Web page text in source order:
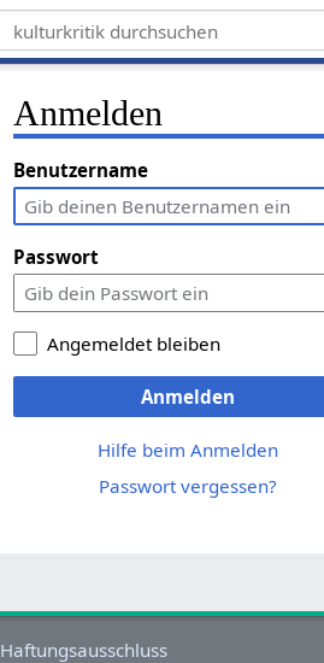
Anmelden
Benutzername
Passwort
Angemeldet bleiben
Anmelden
Hilfe beim Anmelden
Passwort vergessen?
Haftungsausschluss